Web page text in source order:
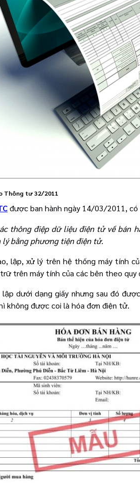
Thông tư 32/2011
được ban hành ngày 14/03/2011,
thông điệp dữ liệu điện tử về bán
bằng phương tiện điện tử.
lập, xử lý trên hệ thống máy tính
trên máy tính của các bên theo
dưới dạng giấy nhưng sau đó
không được coi là hóa đơn điện tử.